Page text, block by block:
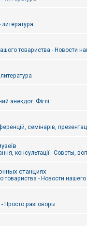
литература
товариства - Новости
анекдот. Фіглі
семінарів,
консультації - Советы,
станциях
товариства - Новости
- Просто разговоры